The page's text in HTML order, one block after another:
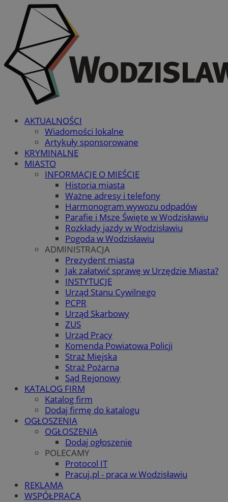
AKTUALNOŚCI
Wiadomości lokalne
Artykuły sponsorowane
KRYMINALNE
MIASTO
INFORMACJE O MIEŚCIE
Historia miasta
Ważne adresy i telefony
Harmonogram wywozu odpadów
Parafie i Msze Święte w Wodzisławiu
Rozkłady jazdy w Wodzisławiu
Pogoda w Wodzisławiu
ADMINISTRACJA
Prezydent miasta
Jak załatwić sprawę w Urzędzie Miasta?
INSTYTUCJE
Urząd Stanu Cywilnego
PCPR
Urząd Skarbowy
ZUS
Urząd Pracy
Komenda Powiatowa Policji
Straż Miejska
Straż Pożarna
Sąd Rejonowy
KATALOG FIRM
Katalog firm
Dodaj firmę do katalogu
OGŁOSZENIA
OGŁOSZENIA
Dodaj ogłoszenie
POLECAMY
Protocol IT
Pracuj.pl - praca w Wodzisławiu
REKLAMA
WSPÓŁPRACA